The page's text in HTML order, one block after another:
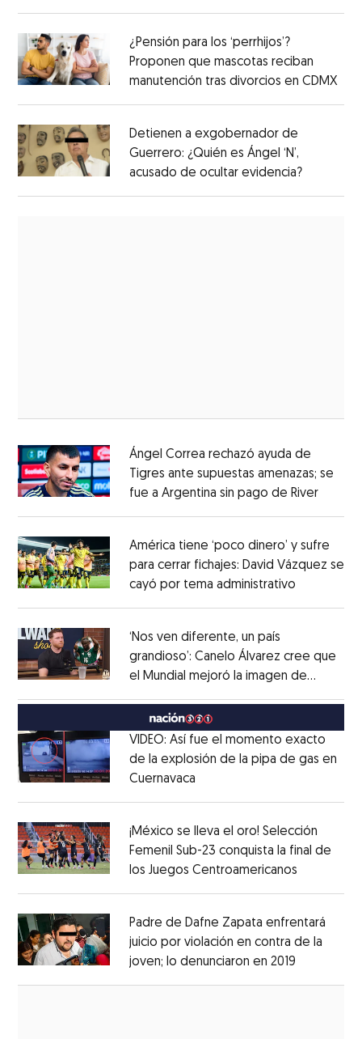
¿Pensión para los ‘perrhijos’?
Proponen que mascotas reciban
manutención tras divorcios en CDMX
Detienen a exgobernador de
Guerrero: ¿Quién es Ángel ‘N’,
acusado de ocultar evidencia?
Ángel Correa rechazó ayuda de
Tigres ante supuestas amenazas; se
fue a Argentina sin pago de RiverOpens
América tiene ‘poco dinero’ y sufre
para cerrar fichajes: David Vázquez se
cayó por tema administrativo
‘Nos ven diferente, un país
grandioso’: Canelo Álvarez cree que
el Mundial mejoró la imagen de
MéxicoOpens in new window
VIDEO: Así fue el momento exacto
de la explosión de la pipa de gas en
Cuernavaca
¡México se lleva el oro! Selección
Femenil Sub-23 conquista la final de
los Juegos Centroamericanos
Padre de Dafne Zapata enfrentará
juicio por violación en contra de la
joven; lo denunciaron en 2019